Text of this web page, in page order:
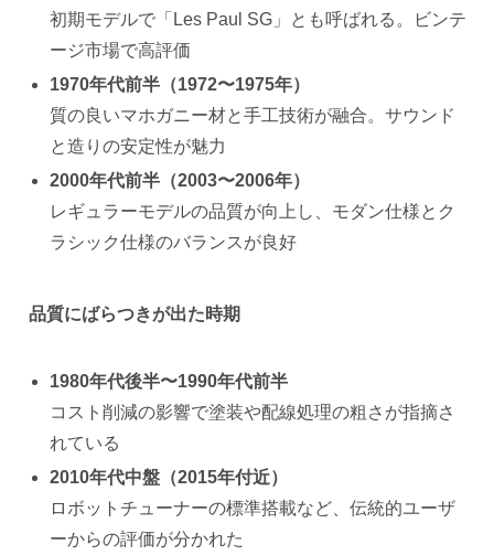
初期モデルで「Les Paul SG」とも呼ばれる。ビンテ
ージ市場で高評価
1970年代前半（1972〜1975年）
質の良いマホガニー材と手工技術が融合。サウンド
と造りの安定性が魅力
2000年代前半（2003〜2006年）
レギュラーモデルの品質が向上し、モダン仕様とク
ラシック仕様のバランスが良好
品質にばらつきが出た時期
1980年代後半〜1990年代前半
コスト削減の影響で塗装や配線処理の粗さが指摘さ
れている
2010年代中盤（2015年付近）
ロボットチューナーの標準搭載など、伝統的ユーザ
ーからの評価が分かれた